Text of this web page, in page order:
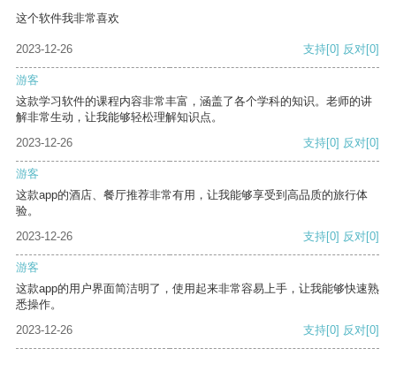
这个软件我非常喜欢
2023-12-26 支持[0] 反对[0]
游客
这款学习软件的课程内容非常丰富，涵盖了各个学科的知识。老师的讲
解非常生动，让我能够轻松理解知识点。
2023-12-26
支持[0] 反对[0]
游客
这款app的酒店、餐厅推荐非常有用，让我能够享受到高品质的旅行体
验。
2023-12-26
支持[0] 反对[0]
游客
这款app的用户界面简洁明了，使用起来非常容易上手，让我能够快速熟
悉操作。
2023-12-26
支持[0] 反对[0]